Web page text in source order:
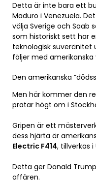
Detta är inte bara ett
Maduro i Venezuela.
välja Sverige och Saab
som historiskt sett har
teknologisk suveränitet
följer med amerikanska
Den amerikanska
Men här kommer den
pratar högt om i
Gripen är ett
dess hjärta är
Electric F414, tillverkas i
Detta ger Donald
affären.